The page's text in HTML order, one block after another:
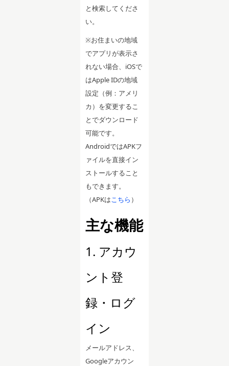
と検索してくださ
い。
※お住まいの地域
でアプリが表示さ
れない場合、iOSで
はApple IDの地域
設定（例：アメリ
カ）を変更するこ
とでダウンロード
可能です。
AndroidではAPKフ
ァイルを直接イン
ストールすること
もできます。
（APKは こちら ）
主な機能
1. アカウ
ント登
録・ログ
イン
メールアドレス、
Googleアカウン